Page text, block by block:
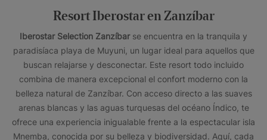
Resort Iberostar en Zanzíbar
Iberostar Selection Zanzíbarse encuentra en la tranquila y
paradisíaca playa de Muyuni, un lugar ideal para aquellos que
buscan relajarse y desconectar. Este resort todo incluido
combina de manera excepcional el confort moderno con la
belleza natural de Zanzíbar. Con acceso directo a las suaves
arenas blancas y las aguas turquesas del océano Índico, te
ofrece una experiencia inigualable frente a la espectacular isla
Mnemba, conocida por su belleza y biodiversidad. Aquí, cada